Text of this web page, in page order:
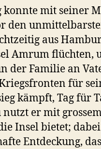
konnte mit seiner
den
aus
Amrum flüchten,
der Familie an
für
kämpft, Tag für
er mit
Insel bietet;
Entdeckung,